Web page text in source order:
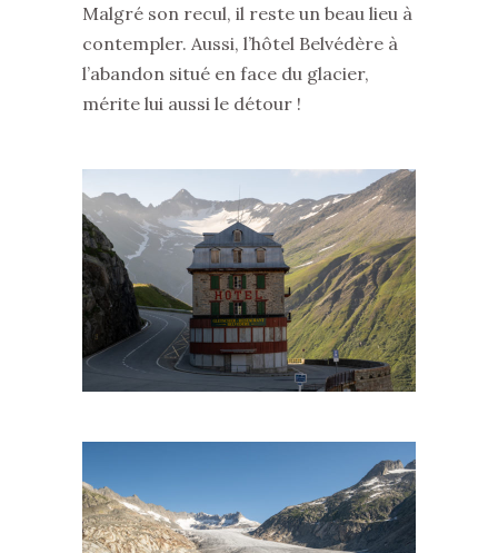
Malgré son recul, il reste un beau lieu à
contempler. Aussi, l’hôtel Belvédère à
l’abandon situé en face du glacier,
mérite lui aussi le détour !